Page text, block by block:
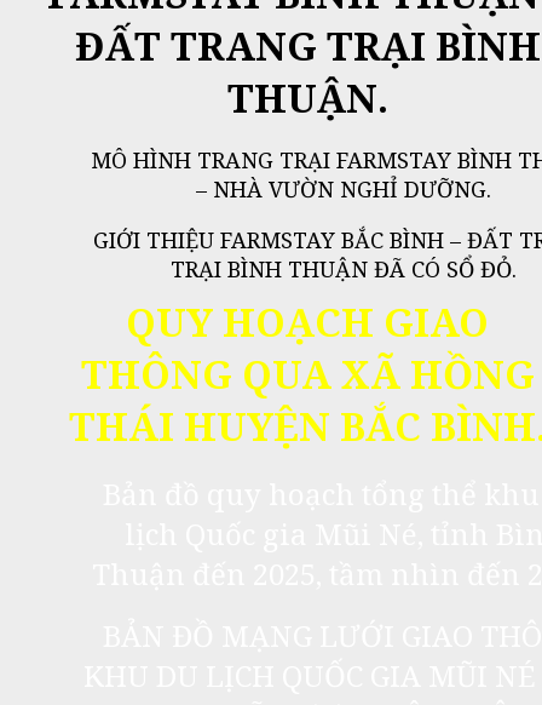
ĐẤT TRANG TRẠI BÌNH
THUẬN.
MÔ HÌNH TRANG TRẠI FARMSTAY BÌNH
– NHÀ VƯỜN NGHỈ DƯỠNG.
GIỚI THIỆU FARMSTAY BẮC BÌNH – ĐẤT
TRẠI BÌNH THUẬN ĐÃ CÓ SỔ ĐỎ.
QUY HOẠCH GIAO
THÔNG QUA XÃ HỒNG
THÁI HUYỆN BẮC